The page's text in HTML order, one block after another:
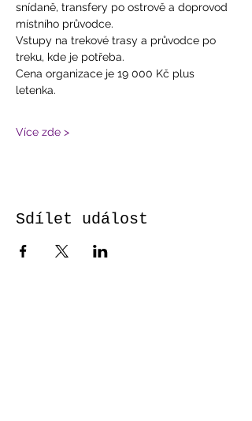
snídaně, transfery po ostrově a doprovod
místního průvodce.
Vstupy na trekové trasy a průvodce po
treku, kde je potřeba.
Cena organizace je 19 000 Kč plus
letenka.
Více zde >
Sdílet událost